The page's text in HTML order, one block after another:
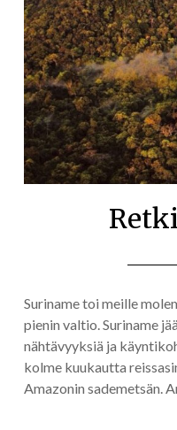
Suriname toi meille
pienin valtio. Suriname
nähtävyyksiä ja
kolme kuukautta
Amazonin sademetsän.